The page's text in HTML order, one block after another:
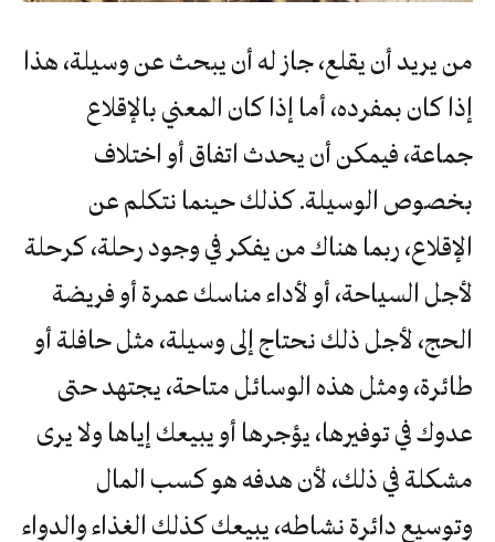
من يريد أن يقلع، جاز له أن يبحث عن وسيلة، هذا
إذا كان بمفرده، أما إذا كان المعني بالإقلاع
جماعة، فيمكن أن يحدث اتفاق أو اختلاف
بخصوص الوسيلة. كذلك حينما نتكلم عن
الإقلاع، ربما هناك من يفكر في وجود رحلة، كرحلة
لأجل السياحة، أو لأداء مناسك عمرة أو فريضة
الحج، لأجل ذلك نحتاج إلى وسيلة، مثل حافلة أو
طائرة، ومثل هذه الوسائل متاحة، يجتهد حتى
عدوك في توفيرها، يؤجرها أو يبيعك إياها ولا يرى
مشكلة في ذلك، لأن هدفه هو كسب المال
وتوسيع دائرة نشاطه، يبيعك كذلك الغذاء والدواء